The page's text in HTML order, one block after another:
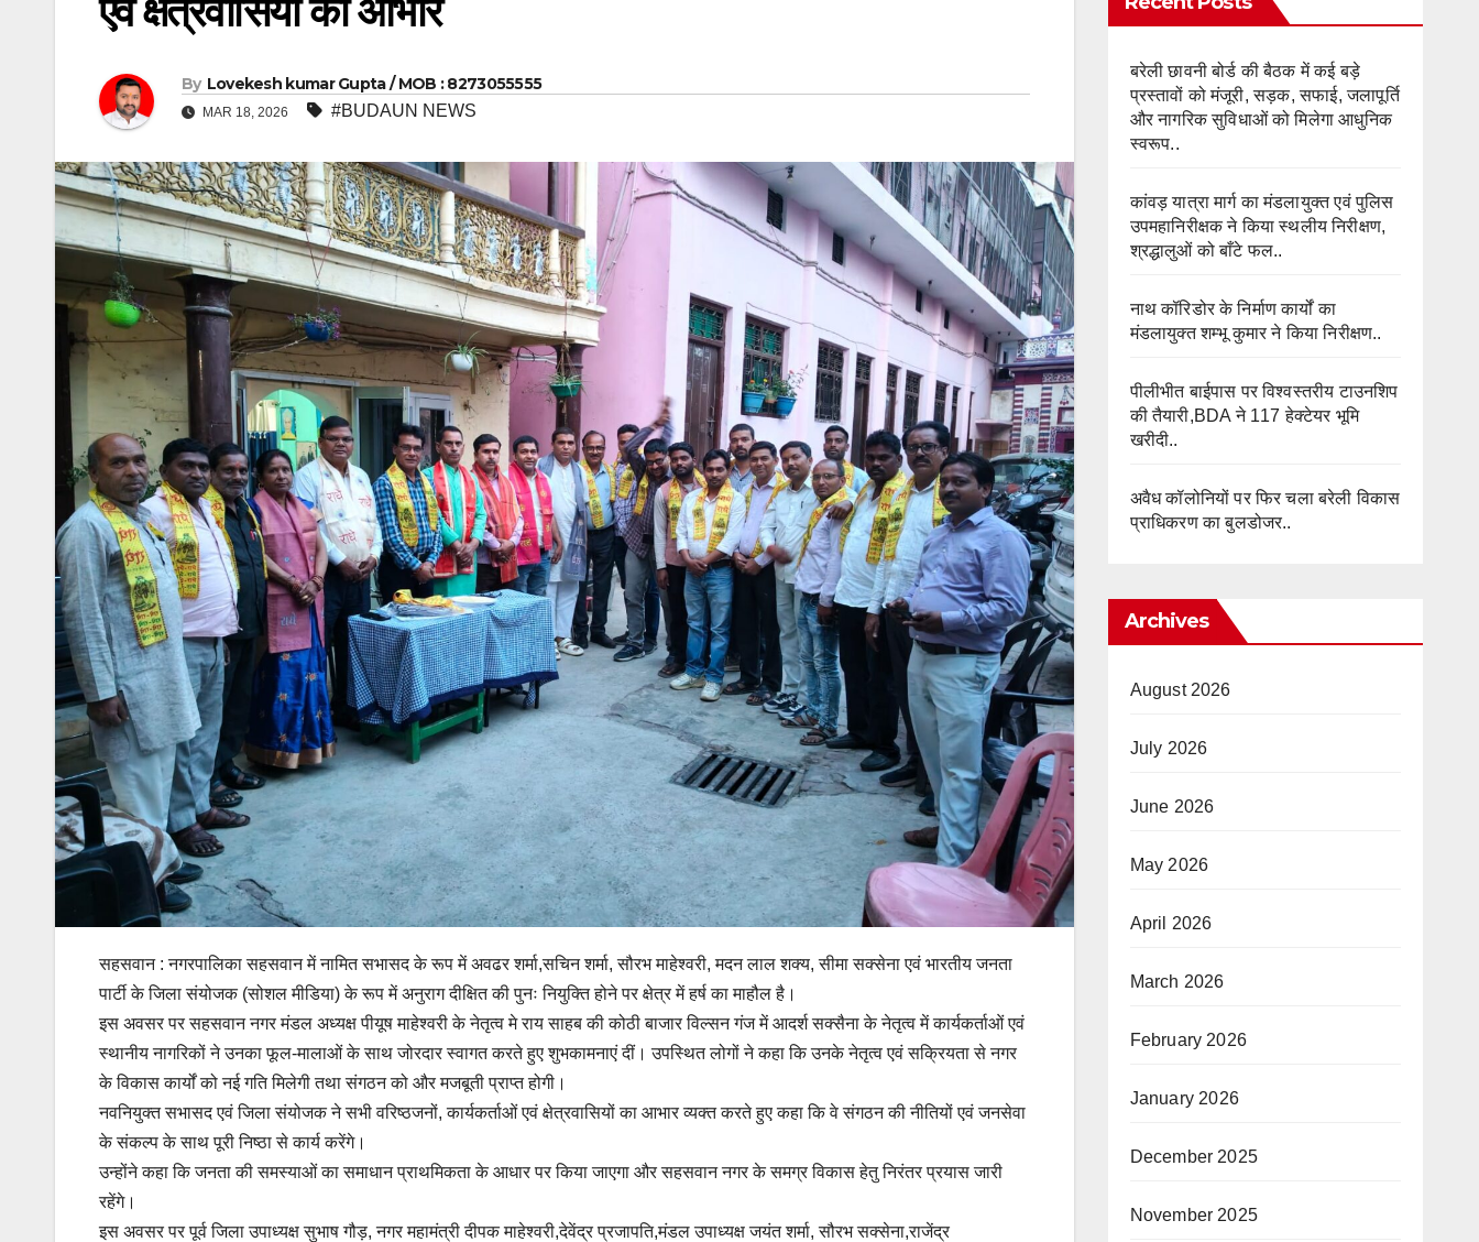
एवं क्षेत्रवासियों का आभार
By Lovekesh kumar Gupta / MOB : 8273055555
MAR 18, 2026 #BUDAUN NEWS
सहसवान : नगरपालिका सहसवान में नामित सभासद के रूप में अवढर शर्मा,सचिन शर्मा, सौरभ माहेश्वरी, मदन लाल शक्य, सीमा सक्सेना एवं भारतीय जनता
पार्टी के जिला संयोजक (सोशल मीडिया) के रूप में अनुराग दीक्षित की पुनः नियुक्ति होने पर क्षेत्र में हर्ष का माहौल है।
इस अवसर पर सहसवान नगर मंडल अध्यक्ष पीयूष माहेश्वरी के नेतृत्व मे राय साहब की कोठी बाजार विल्सन गंज में आदर्श सक्सैना के नेतृत्व में कार्यकर्ताओं एवं
स्थानीय नागरिकों ने उनका फूल-मालाओं के साथ जोरदार स्वागत करते हुए शुभकामनाएं दीं। उपस्थित लोगों ने कहा कि उनके नेतृत्व एवं सक्रियता से नगर
के विकास कार्यों को नई गति मिलेगी तथा संगठन को और मजबूती प्राप्त होगी।
नवनियुक्त सभासद एवं जिला संयोजक ने सभी वरिष्ठजनों, कार्यकर्ताओं एवं क्षेत्रवासियों का आभार व्यक्त करते हुए कहा कि वे संगठन की नीतियों एवं जनसेवा
के संकल्प के साथ पूरी निष्ठा से कार्य करेंगे।
उन्होंने कहा कि जनता की समस्याओं का समाधान प्राथमिकता के आधार पर किया जाएगा और सहसवान नगर के समग्र विकास हेतु निरंतर प्रयास जारी
रहेंगे।
इस अवसर पर पूर्व जिला उपाध्यक्ष सुभाष गौड़, नगर महामंत्री दीपक माहेश्वरी,देवेंद्र प्रजापति,मंडल उपाध्यक्ष जयंत शर्मा, सौरभ सक्सेना,राजेंद्र
बरेली छावनी बोर्ड की बैठक में कई बड़े
प्रस्तावों को मंजूरी, सड़क, सफाई, जलापूर्ति
और नागरिक सुविधाओं को मिलेगा आधुनिक
स्वरूप..
कांवड़ यात्रा मार्ग का मंडलायुक्त एवं पुलिस
उपमहानिरीक्षक ने किया स्थलीय निरीक्षण,
श्रद्धालुओं को बाँटे फल..
नाथ कॉरिडोर के निर्माण कार्यों का
मंडलायुक्त शम्भू कुमार ने किया निरीक्षण..
पीलीभीत बाईपास पर विश्वस्तरीय टाउनशिप
की तैयारी,BDA ने 117 हेक्टेयर भूमि
खरीदी..
अवैध कॉलोनियों पर फिर चला बरेली विकास
प्राधिकरण का बुलडोजर..
Archives
August 2026
July 2026
June 2026
May 2026
April 2026
March 2026
February 2026
January 2026
December 2025
November 2025